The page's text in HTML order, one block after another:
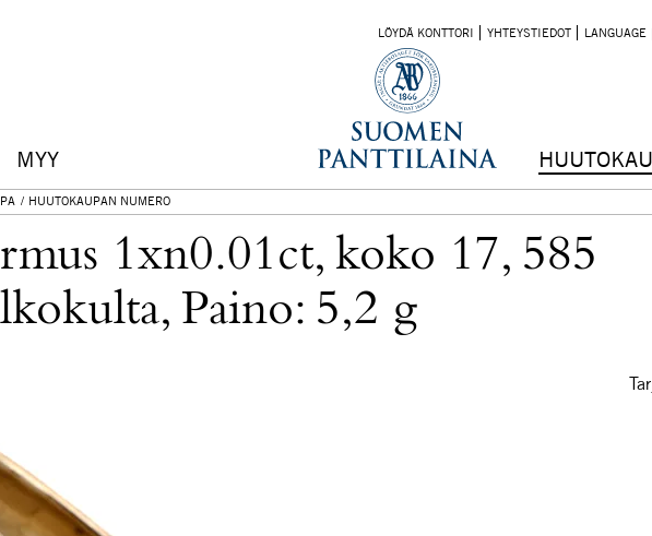
LÖYDÄ KONTTORI YHTEYSTIEDOT LANGUAGE
MYY
HUUTOKAUPAN NUMERO
1xn0.01ct, koko 17, 585
Paino: 5,2 g